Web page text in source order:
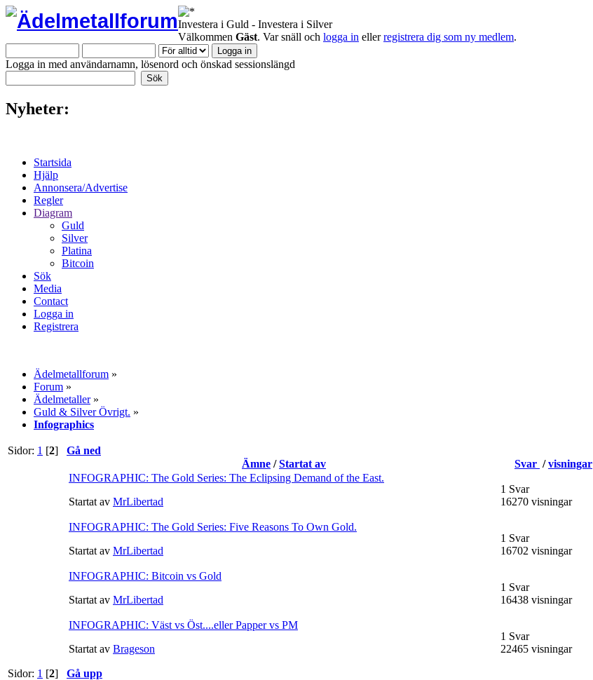
Investera i Guld - Investera i Silver
Välkommen Gäst. Var snäll och logga in ellerregistrera dig som ny medlem.
Logga in med användarnamn, lösenord och önskad sessionslängd
Nyheter:
Startsida
Hjälp
Annonsera/Advertise
Regler
Diagram
Guld
Silver
Platina
Bitcoin
Sök
Media
Contact
Logga in
Registrera
Ädelmetallforum »
Forum »
Ädelmetaller»
Guld & Silver Övrigt. »
Infographics
Sidor: 1 [2] Gå ned
Ämne /Startat av Svar /visningar
INFOGRAPHIC: The Gold Series: The Eclipsing Demand of the East.
Startat av MrLibertad
1 Svar
16270 visningar
INFOGRAPHIC: The Gold Series: Five Reasons To Own Gold.
Startat av MrLibertad
1 Svar
16702 visningar
INFOGRAPHIC: Bitcoin vs Gold
Startat av MrLibertad
1 Svar
16438 visningar
INFOGRAPHIC: Väst vs Öst....eller Papper vs PM
Startat av Brageson
1 Svar
22465 visningar
Sidor: 1 [2] Gå upp